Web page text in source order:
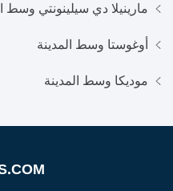
مارينيلا دي سيلينونتي وسط
أوغوستا وسط المدينة
موديكا وسط المدينة